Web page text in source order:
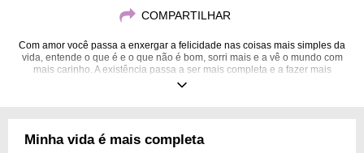
COMPARTILHAR
Com amor você passa a enxergar a felicidade nas coisas mais simples da
vida, entende o que é e o que não é bom, sorri mais e a vê o mundo com
mais carinho. A existência passa a ser mais completa e a fazer mais
sentido. Fique atento: os seus melhores dias serão ao lado de alguém
Minha vida é mais completa